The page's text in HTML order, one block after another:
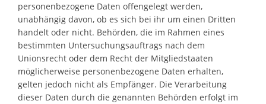
personenbezogene Daten offengelegt werden,
unabhängig davon, ob es sich bei ihr um einen Dritten
handelt oder nicht. Behörden, die im Rahmen eines
bestimmten Untersuchungsauftrags nach dem
Unionsrecht oder dem Recht der Mitgliedstaaten
möglicherweise personenbezogene Daten erhalten,
gelten jedoch nicht als Empfänger. Die Verarbeitung
dieser Daten durch die genannten Behörden erfolgt im